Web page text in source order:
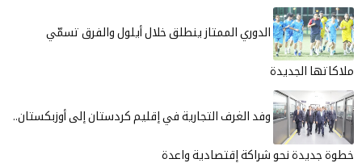
الدوري الممتاز ينطلق خلال أيلول والفرق تسمّي
ملاكاتها الجديدة
وفد الغرف التجارية في إقليم كردستان إلى أوزبكستان.. ​​​​​​​
خطوة جديدة نحو شراكة إقتصادية واعدة